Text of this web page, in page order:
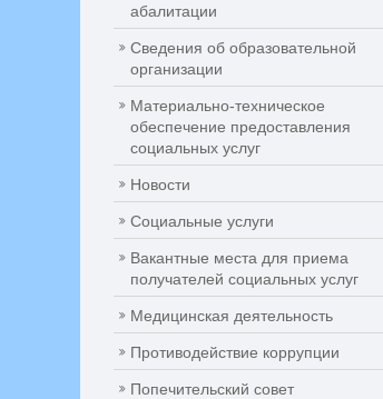
абалитации
Сведения об образовательной
организации
Материально-техническое
обеспечение предоставления
социальных услуг
Новости
Социальные услуги
Вакантные места для приема
получателей социальных услуг
Медицинская деятельность
Противодействие коррупции
Попечительский совет